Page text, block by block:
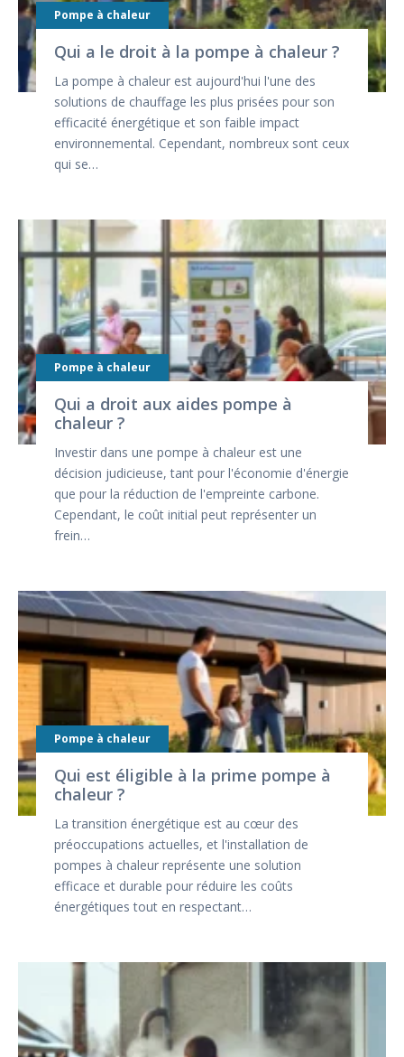
Pompe à chaleur
Qui a le droit à la pompe à chaleur ?
La pompe à chaleur est aujourd'hui l'une des
solutions de chauffage les plus prisées pour son
efficacité énergétique et son faible impact
environnemental. Cependant, nombreux sont ceux
qui se…
Pompe à chaleur
Qui a droit aux aides pompe à
chaleur ?
Investir dans une pompe à chaleur est une
décision judicieuse, tant pour l'économie d'énergie
que pour la réduction de l'empreinte carbone.
Cependant, le coût initial peut représenter un
frein…
Pompe à chaleur
Qui est éligible à la prime pompe à
chaleur ?
La transition énergétique est au cœur des
préoccupations actuelles, et l'installation de
pompes à chaleur représente une solution
efficace et durable pour réduire les coûts
énergétiques tout en respectant…